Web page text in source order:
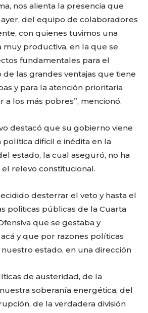
nos alienta la presencia que
del equipo de colaboradores
con quienes tuvimos una
productiva, en la que se
fundamentales para el
las grandes ventajas que tiene
y para la atención prioritaria
los más pobres”, mencionó.
destacó que su gobierno viene
dificil e inédita en la
estado, la cual aseguró, no ha
relevo constitucional.
desterrar el veto y hasta el
politicas públicas de la Cuarta
que se gestaba y
y que por razones políticas
estado, en una dirección
de austeridad, de la
soberanía energética, del
de la verdadera división